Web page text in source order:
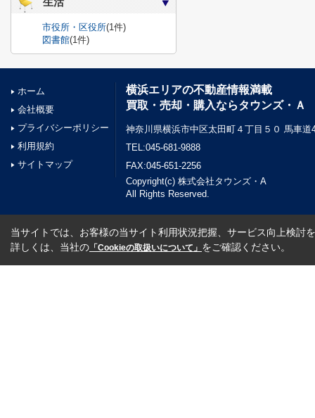
市役所・区役所(1件)
図書館(1件)
ホーム
会社概要
プライバシーポリシー
利用規約
サイトマップ
横浜エリアの不動産情報満載
買取・売却・購入ならタウンズ・Ａ
神奈川県横浜市中区太田町４丁目５０ 馬車道
TEL:045-681-9888
FAX:045-651-2256
Copyright(c) 株式会社タウンズ・A
All Rights Reserved.
当サイトでは、お客様の当サイト利用状況把握、サービス向上検討
詳しくは、当社の 「Cookieの取扱いについて」 をご確認ください。